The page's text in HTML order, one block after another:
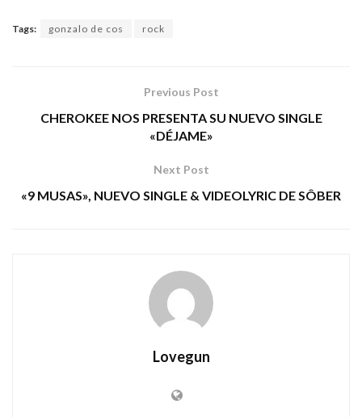
Tags: gonzalo de cos rock
Previous Post
CHEROKEE NOS PRESENTA SU NUEVO SINGLE
«DÉJAME»
Next Post
«9 MUSAS», NUEVO SINGLE & VIDEOLYRIC DE SÔBER
Lovegun